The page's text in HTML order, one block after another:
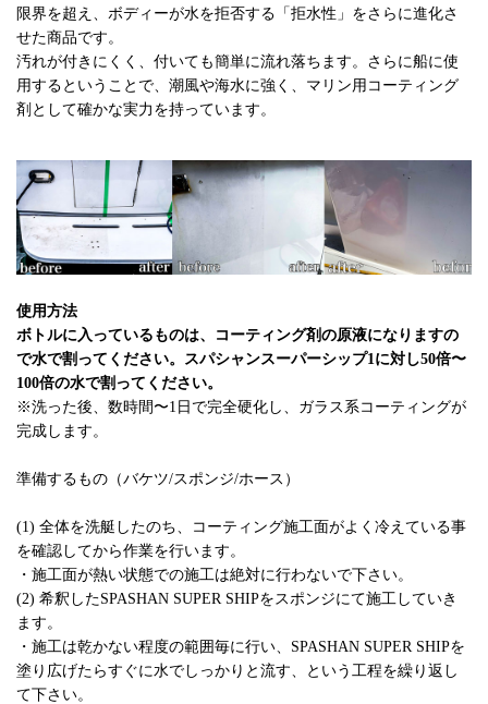
限界を超え、ボディーが水を拒否する「拒水性」をさらに進化さ
せた商品です。
汚れが付きにくく、付いても簡単に流れ落ちます。さらに船に使
用するということで、潮風や海水に強く、マリン用コーティング
剤として確かな実力を持っています。
使用方法
ボトルに入っているものは、コーティング剤の原液になりますの
で水で割ってください。スパシャンスーパーシップ1に対し50倍〜
100倍の水で割ってください。
※洗った後、数時間〜1日で完全硬化し、ガラス系コーティングが
完成します。
準備するもの（バケツ/スポンジ/ホース）
(1) 全体を洗艇したのち、コーティング施工面がよく冷えている事
を確認してから作業を行います。
・施工面が熱い状態での施工は絶対に行わないで下さい。
(2) 希釈したSPASHAN SUPER SHIPをスポンジにて施工していき
ます。
・施工は乾かない程度の範囲毎に行い、SPASHAN SUPER SHIPを
塗り広げたらすぐに水でしっかりと流す、という工程を繰り返し
て下さい。